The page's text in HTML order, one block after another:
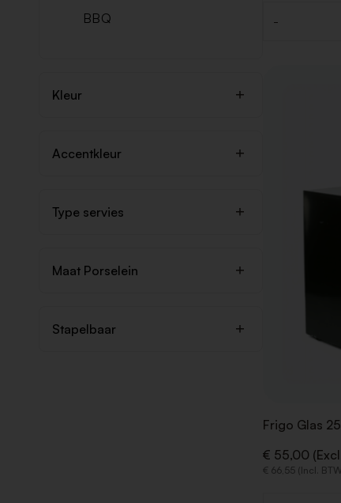
BBQ
Kleur
Accentkleur
Type servies
Maat Porselein
Stapelbaar
-
Frigo Glas
€ 55,00
€ 66,55 (Incl.